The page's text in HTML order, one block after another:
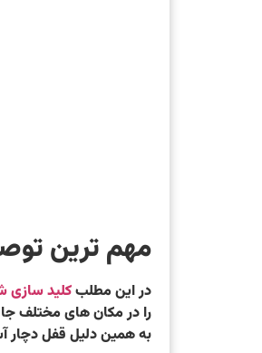
مهم ترین
در این مطلبکلید سازی
را در مکان های مختلف جا
به همین دلیل قفل دچار